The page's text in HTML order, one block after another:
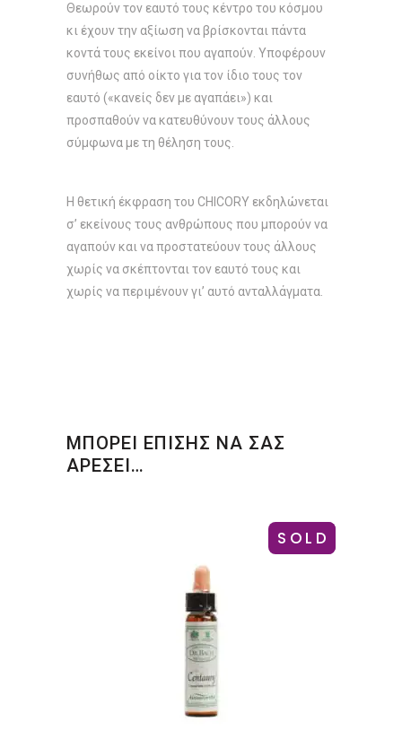
Θεωρούν τον εαυτό τους κέντρο του κόσμου
κι έχουν την αξίωση να βρίσκονται πάντα
κοντά τους εκείνοι που αγαπούν. Υποφέρουν
συνήθως από οίκτο για τον ίδιο τους τον
εαυτό («κανείς δεν με αγαπάει») και
προσπαθούν να κατευθύνουν τους άλλους
σύμφωνα με τη θέληση τους.
Η θετική έκφραση του CHICORY εκδηλώνεται
σ’ εκείνους τους ανθρώπους που μπορούν να
αγαπούν και να προστατεύουν τους άλλους
χωρίς να σκέπτο­νται τον εαυτό τους και
χωρίς να περιμένουν γι’ αυτό ανταλλάγματα.
ΜΠΟΡΕΙ ΕΠΙΣΗΣ ΝΑ ΣΑΣ
ΑΡΕΣΕΙ…
-8%
SOLD